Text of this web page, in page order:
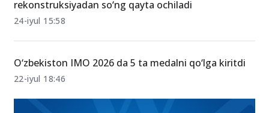
rekonstruksiyadan so‘ng qayta ochiladi
24-iyul 15:58
O‘zbekiston IMO 2026 da 5 ta medalni qo‘lga kiritdi
22-iyul 18:46